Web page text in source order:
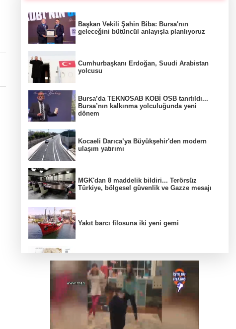
Başkan Vekili Şahin Biba: Bursa'nın
geleceğini bütüncül anlayışla planlıyoruz
Cumhurbaşkanı Erdoğan, Suudi Arabistan
yolcusu
Bursa’da TEKNOSAB KOBİ OSB tanıtıldı...
Bursa’nın kalkınma yolculuğunda yeni
dönem
Kocaeli Darıca’ya Büyükşehir'den modern
ulaşım yatırımı
MGK'dan 8 maddelik bildiri... Terörsüz
Türkiye, bölgesel güvenlik ve Gazze mesajı
Yakıt barcı filosuna iki yeni gemi
platformda
Türkiye ile Vietnam arasında 'hava'da yeni
dönem... Sefer kapasitesi artırıldı